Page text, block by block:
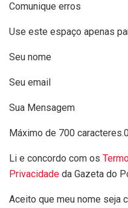
Comunique erros
Use este espaço apenas
Seu nome
Seu email
Sua Mensagem
Máximo de 700 caracteres.
Li e concordo com os
Privacidade da Gazeta do
Aceito que meu nome seja